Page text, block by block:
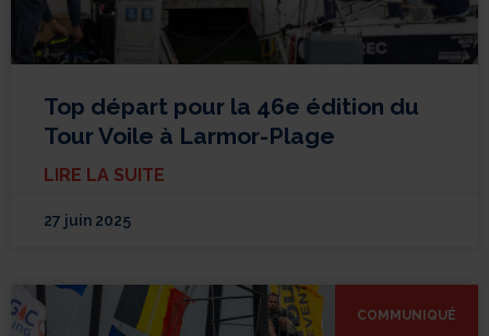
Top départ pour la 46e édition du
Tour Voile à Larmor-Plage
LIRE LA SUITE
27 juin 2025
COMMUNIQUÉ